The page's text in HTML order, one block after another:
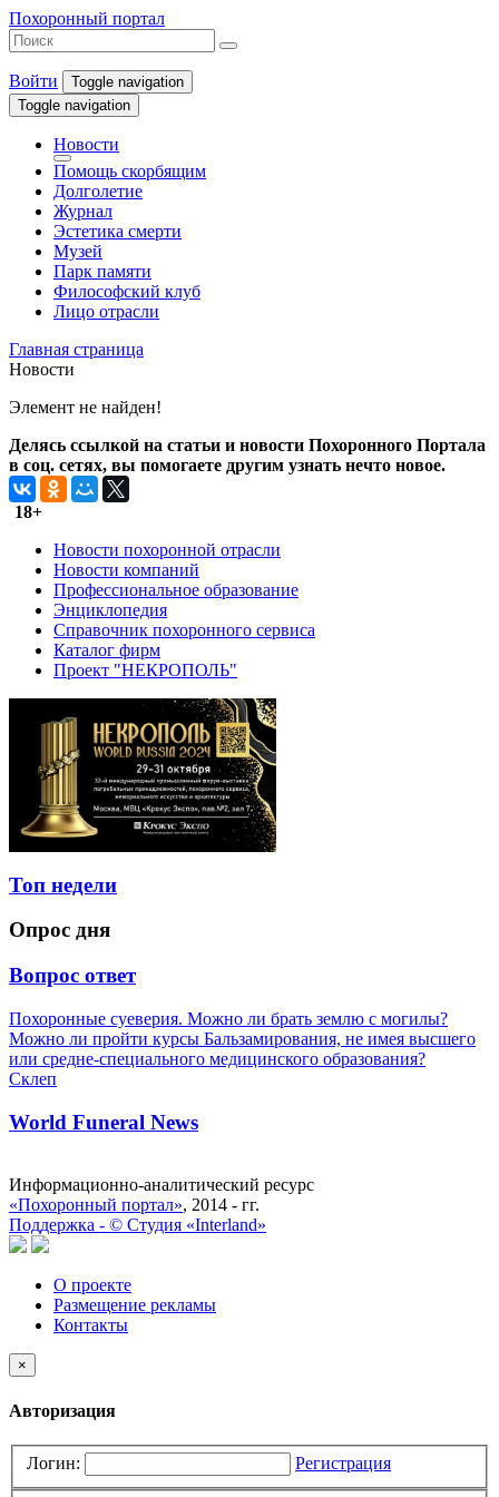
Похоронный портал
Войти
Toggle navigation
Toggle navigation
Новости
Помощь скорбящим
Долголетие
Журнал
Эстетика смерти
Музей
Парк памяти
Философский клуб
Лицо отрасли
Главная страница
Новости
Элемент не найден!
Делясь ссылкой на статьи и новости Похоронного Портала
в соц. сетях, вы помогаете другим узнать нечто новое.
18+
Новости похоронной отрасли
Новости компаний
Профессиональное образование
Энциклопедия
Справочник похоронного сервиса
Каталог фирм
Проект "НЕКРОПОЛЬ"
Топ недели
Опрос дня
Вопрос ответ
Похоронные суеверия. Можно ли брать землю с могилы?
Можно ли пройти курсы Бальзамирования, не имея высшего
или средне-специального медицинского образования?
Склеп
World Funeral News
Информационно-аналитический ресурс
«Похоронный портал», 2014 - гг.
Поддержка - © Cтудия «Interland»
О проекте
Размещение рекламы
Контакты
×
Авторизация
Логин: Регистрация